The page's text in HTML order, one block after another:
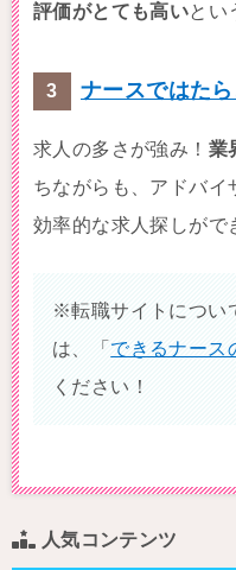
評価がとても高いとい
ナースではたら
求人の多さが強み！ 業
ちながらも、アドバイ
効率的な求人探しがで
※転職サイトについ
は、「できるナース
ください！
人気コンテンツ